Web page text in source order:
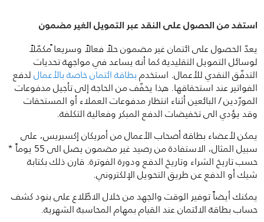
استفد من الحصول على النقد عبر التمويل الغير مضمون
يعدّ الحصول على ائتمان غير مضمون حلاً فعالاً وسريعا ًمكمّلاً
لوسائل التمويل التقليدية كما أنه يساعد في مواجهة تحديات
التدفّق النقدي للأعمال. استخدم بطاقة ائتمان خاصة بالأعمال لدفع
الفواتير عند استحقاقها. هذا يخفّف من الحاجة إلى تأجيل مدفوعات
المورّدين / البائعين أثناء انتظار مدفوعات العملاء أو المستحقات
وقد يؤدي الى تخفيضات الدفع المبكر وفعالية التكلفة.
يمكن لأعضاء بطاقة أصحاب الأعمال من أمريكان إكسبريس، على
سبيل المثال، الاستفادة من رصيد غير مضمون يصل الى 55 يوماً *
حسب تاريخ الشراء وتاريخ الدفع ودورة الفوترة. قارن ذلك بكتابة
شيك أو الدفع عن طريق التحويل الإلكتروني.
يمكنك أيضاً توفير الوقت والجهد من خلال الاطّلاع على بنود كشف
حساب بطاقة الائتمان عند القيام بمهام المحاسبة الشهرية.